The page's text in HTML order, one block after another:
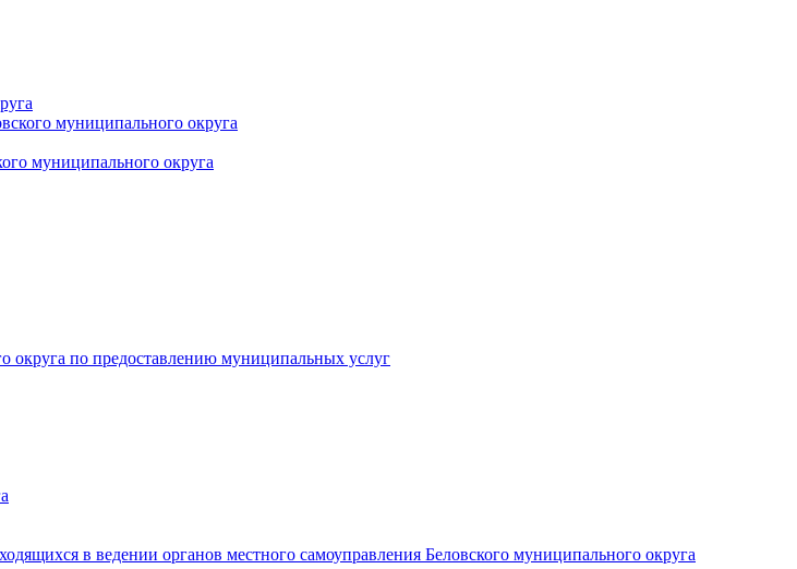
муниципального округа
муниципального округа
округа по предоставлению муниципальных услуг
в ведении органов местного самоуправления Беловского муниципального округа